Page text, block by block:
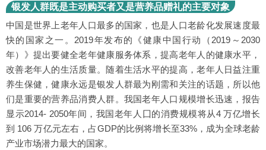
银发人群既是主动购买者又是营养品赠礼的主要对象
中国是世界上老年人口最多的国家，也是人口老龄化发展速度最
快的国家之一。2019年发布的《健康中国行动（2019～2030
年）》提出要健全老年健康服务体系，提高老年人的健康水平，
改善老年人的生活质量。随着生活水平的提高，老年人日益注重
养生保健，健康永远是银发人群最为刚需和关注的话题，所以他
们是重要的营养品消费人群。我国老年人口规模增长迅速，报告
显示2014- 2050年间，我国老年人囗的消费规模将从4 万亿增长
到 106 万亿元左右，占GDP的比例将增长至33%，成为全球老龄
产业市场潜力最大的国家。